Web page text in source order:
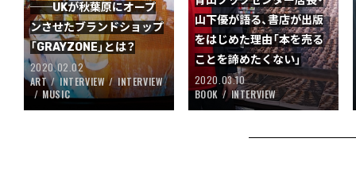
──UKが秋葉原にオープ
ンさせたブランドショップ
「GRAYZONE」とは？
2020.02.02
ART
INTERVIEW
INTERVIEW
MUSIC
山下優が語る、書店が出版
をはじめた理由「本を売る
ことを諦めたくない」
2020.03.10
BOOK
INTERVIEW